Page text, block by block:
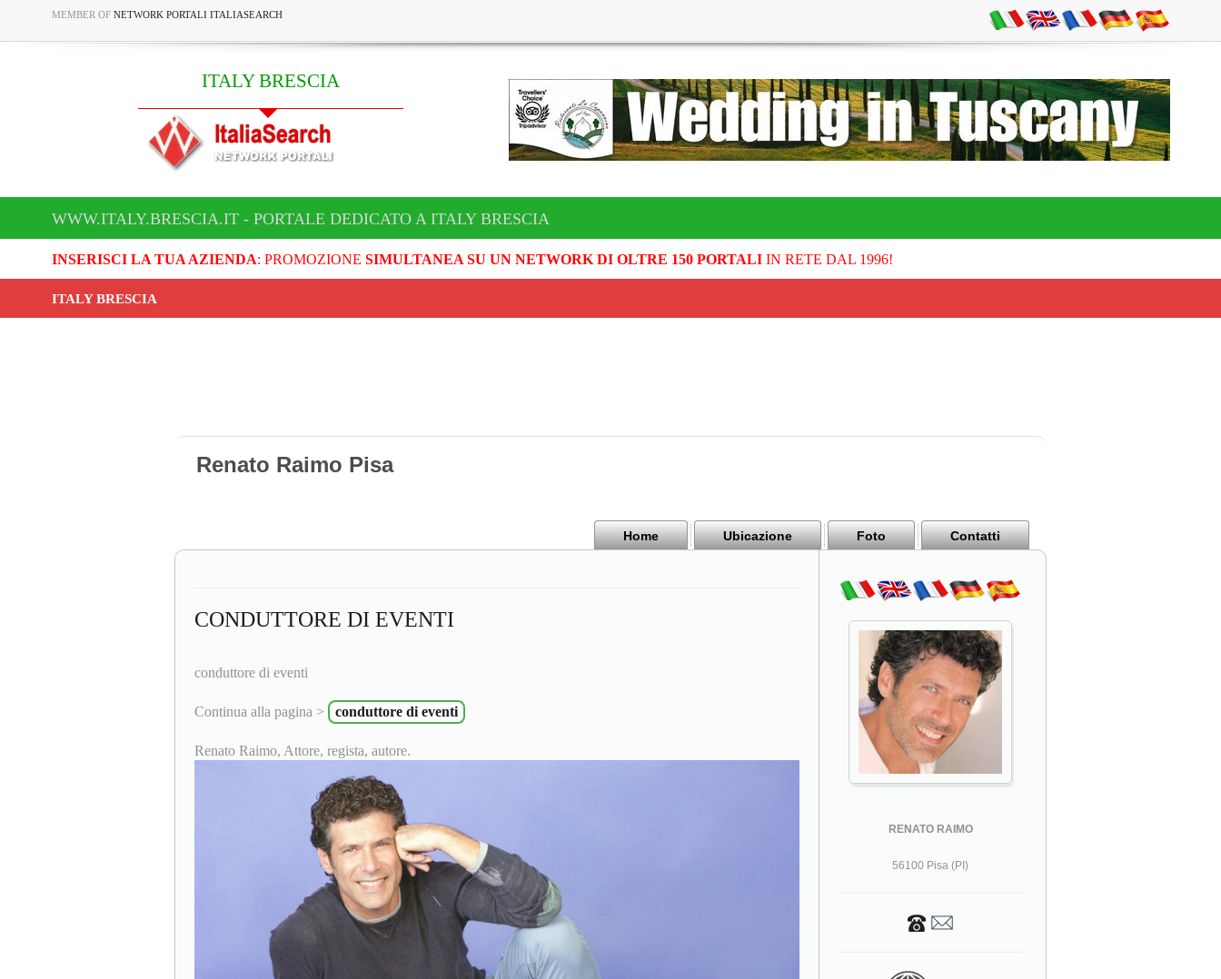
MEMBER OF NETWORK PORTALI ITALIASEARCH
ITALY BRESCIA
WWW.ITALY.BRESCIA.IT - PORTALE DEDICATO A ITALY BRESCIA
INSERISCI LA TUA AZIENDA: PROMOZIONE SIMULTANEA SU UN NETWORK DI OLTRE 150 PORTALIIN RETE DAL 1996!
ITALY BRESCIA
Renato Raimo Pisa
Home Ubicazione Foto Contatti
CONDUTTORE DI EVENTI
conduttore di eventi
Continua alla pagina > conduttore di eventi
Renato Raimo, Attore, regista, autore.
RENATO RAIMO
56100 Pisa (PI)